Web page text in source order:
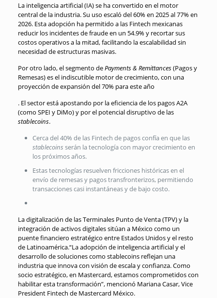
La inteligencia artificial (IA) se ha convertido en el motor
central de la industria.Su uso escaló del 60% en 2025 al 77% en
2026. Esta adopción ha permitido a las Fintech mexicanas
reducir los incidentes de fraude en un 54.9% y recortar sus
costos operativos a la mitad, facilitando la escalabilidad sin
necesidad de estructuras masivas.
Por otro lado, el segmento dePayments & Remittances(Pagos y
Remesas) es el indiscutible motor de crecimiento, con una
proyección de expansión del 70% para este año
. El sector está apostando por la eficiencia de los pagos A2A
(como SPEI y DiMo) y por el potencial disruptivo de las
stablecoins.
Cerca del 40% de las Fintech de pagos confía en que las
stablecoins serán la tecnología con mayor crecimiento en
los próximos años.
Estas tecnologías resuelven fricciones históricas en el
envío de remesas y pagos transfronterizos, permitiendo
transacciones casi instantáneas y de bajo costo.
La digitalización de las Terminales Punto de Venta (TPV) y la
integración de activos digitales sitúan a México como un
puente financiero estratégico entre Estados Unidos y el resto
de Latinoamérica.“La adopción de inteligencia artificial y el
desarrollo de soluciones como stablecoins reflejan una
industria que innova con visión de escala y confianza. Como
socio estratégico, en Mastercard, estamos comprometidos con
habilitar esta transformación”, mencionó Mariana Casar, Vice
President Fintech de Mastercard México.